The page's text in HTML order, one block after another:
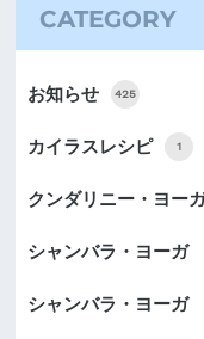
CATEGORY
お知らせ 425
カイラスレシピ 1
クンダリニー・ヨー
シャンバラ・ヨー
シャンバラ・ヨー